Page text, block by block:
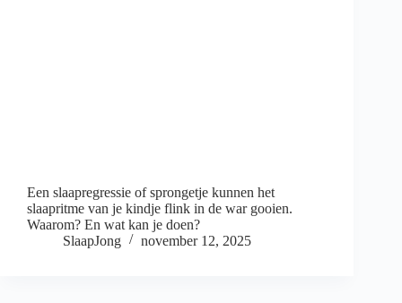
Een slaapregressie of sprongetje kunnen het
slaapritme van je kindje flink in de war gooien.
Waarom? En wat kan je doen?
SlaapJong
november 12, 2025